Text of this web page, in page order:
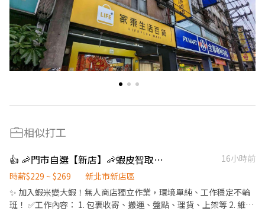
相似打工
👍 🦐門市自選【新店】🦐蝦皮智取店 /免經驗、快速報到 💰時薪 229-269
16小時前
時薪$229 ~ $269
新北市新店區
✨ 加入蝦米變大蝦！無人商店獨立作業，環境單純、工作穩定不輪
班！ ✅工作內容： 1. 包裹收寄、搬運、盤點、理貨、上架等 2. 維持